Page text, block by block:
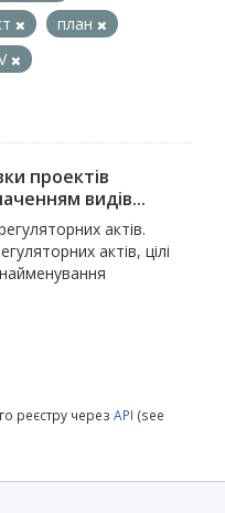
план
проектів
видів...
актів.
актів, цілі
реєстру через API (see